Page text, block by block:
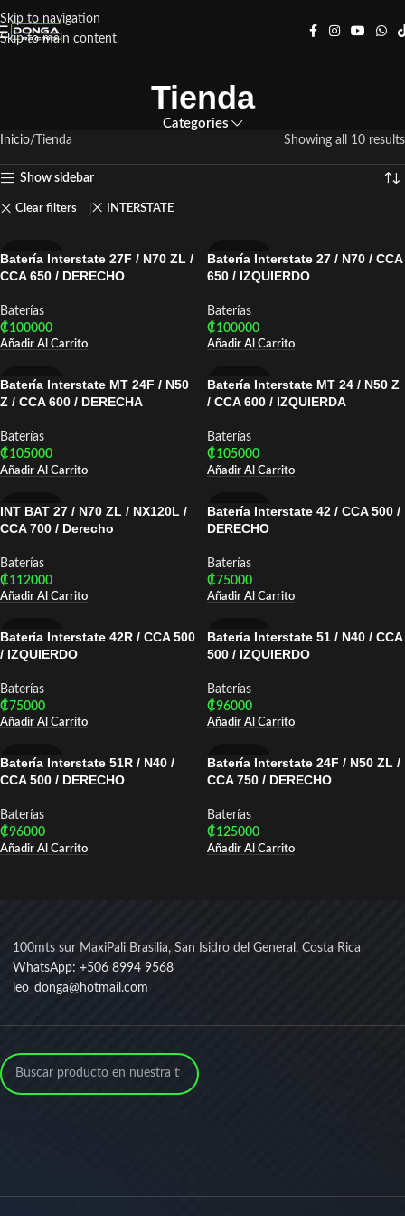
Skip to navigation
Skip to main content
Tienda
Categories
Inicio Tienda Showing all 10 results
Show sidebar
Clear filters INTERSTATE
INTERSTATE
Batería Interstate 27F / N70 ZL /
CCA 650 / DERECHO
Baterías
₡100000
Añadir Al Carrito
INTERSTATE
Batería Interstate 27 / N70 / CCA
650 / IZQUIERDO
Baterías
₡100000
Añadir Al Carrito
INTERSTATE
Batería Interstate MT 24F / N50
Z / CCA 600 / DERECHA
Baterías
₡105000
Añadir Al Carrito
INTERSTATE
Batería Interstate MT 24 / N50 Z
/ CCA 600 / IZQUIERDA
Baterías
₡105000
Añadir Al Carrito
INTERSTATE
INT BAT 27 / N70 ZL / NX120L /
CCA 700 / Derecho
Baterías
₡112000
Añadir Al Carrito
INTERSTATE
Batería Interstate 42 / CCA 500 /
DERECHO
Baterías
₡75000
Añadir Al Carrito
INTERSTATE
Batería Interstate 42R / CCA 500
/ IZQUIERDO
Baterías
₡75000
Añadir Al Carrito
INTERSTATE
Batería Interstate 51 / N40 / CCA
500 / IZQUIERDO
Baterías
₡96000
Añadir Al Carrito
INTERSTATE
Batería Interstate 51R / N40 /
CCA 500 / DERECHO
Baterías
₡96000
Añadir Al Carrito
INTERSTATE
Batería Interstate 24F / N50 ZL /
CCA 750 / DERECHO
Baterías
₡125000
Añadir Al Carrito
100mts sur MaxiPali Brasilia, San Isidro del General, Costa Rica
WhatsApp: +506 8994 9568
leo_donga@hotmail.com